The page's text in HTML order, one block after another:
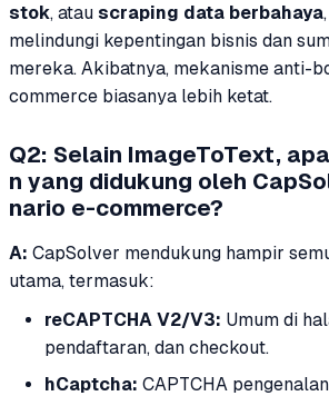
stok, atau scraping data berbahaya
melindungi kepentingan bisnis dan
mereka. Akibatnya, mekanisme anti-
commerce biasanya lebih ketat.
Q2: Selain ImageToText,
n yang didukung oleh
nario e-commerce?
A: CapSolver mendukung hampir
utama, termasuk:
reCAPTCHA V2/V3: Umum di
pendaftaran, dan checkout.
hCaptcha: CAPTCHA